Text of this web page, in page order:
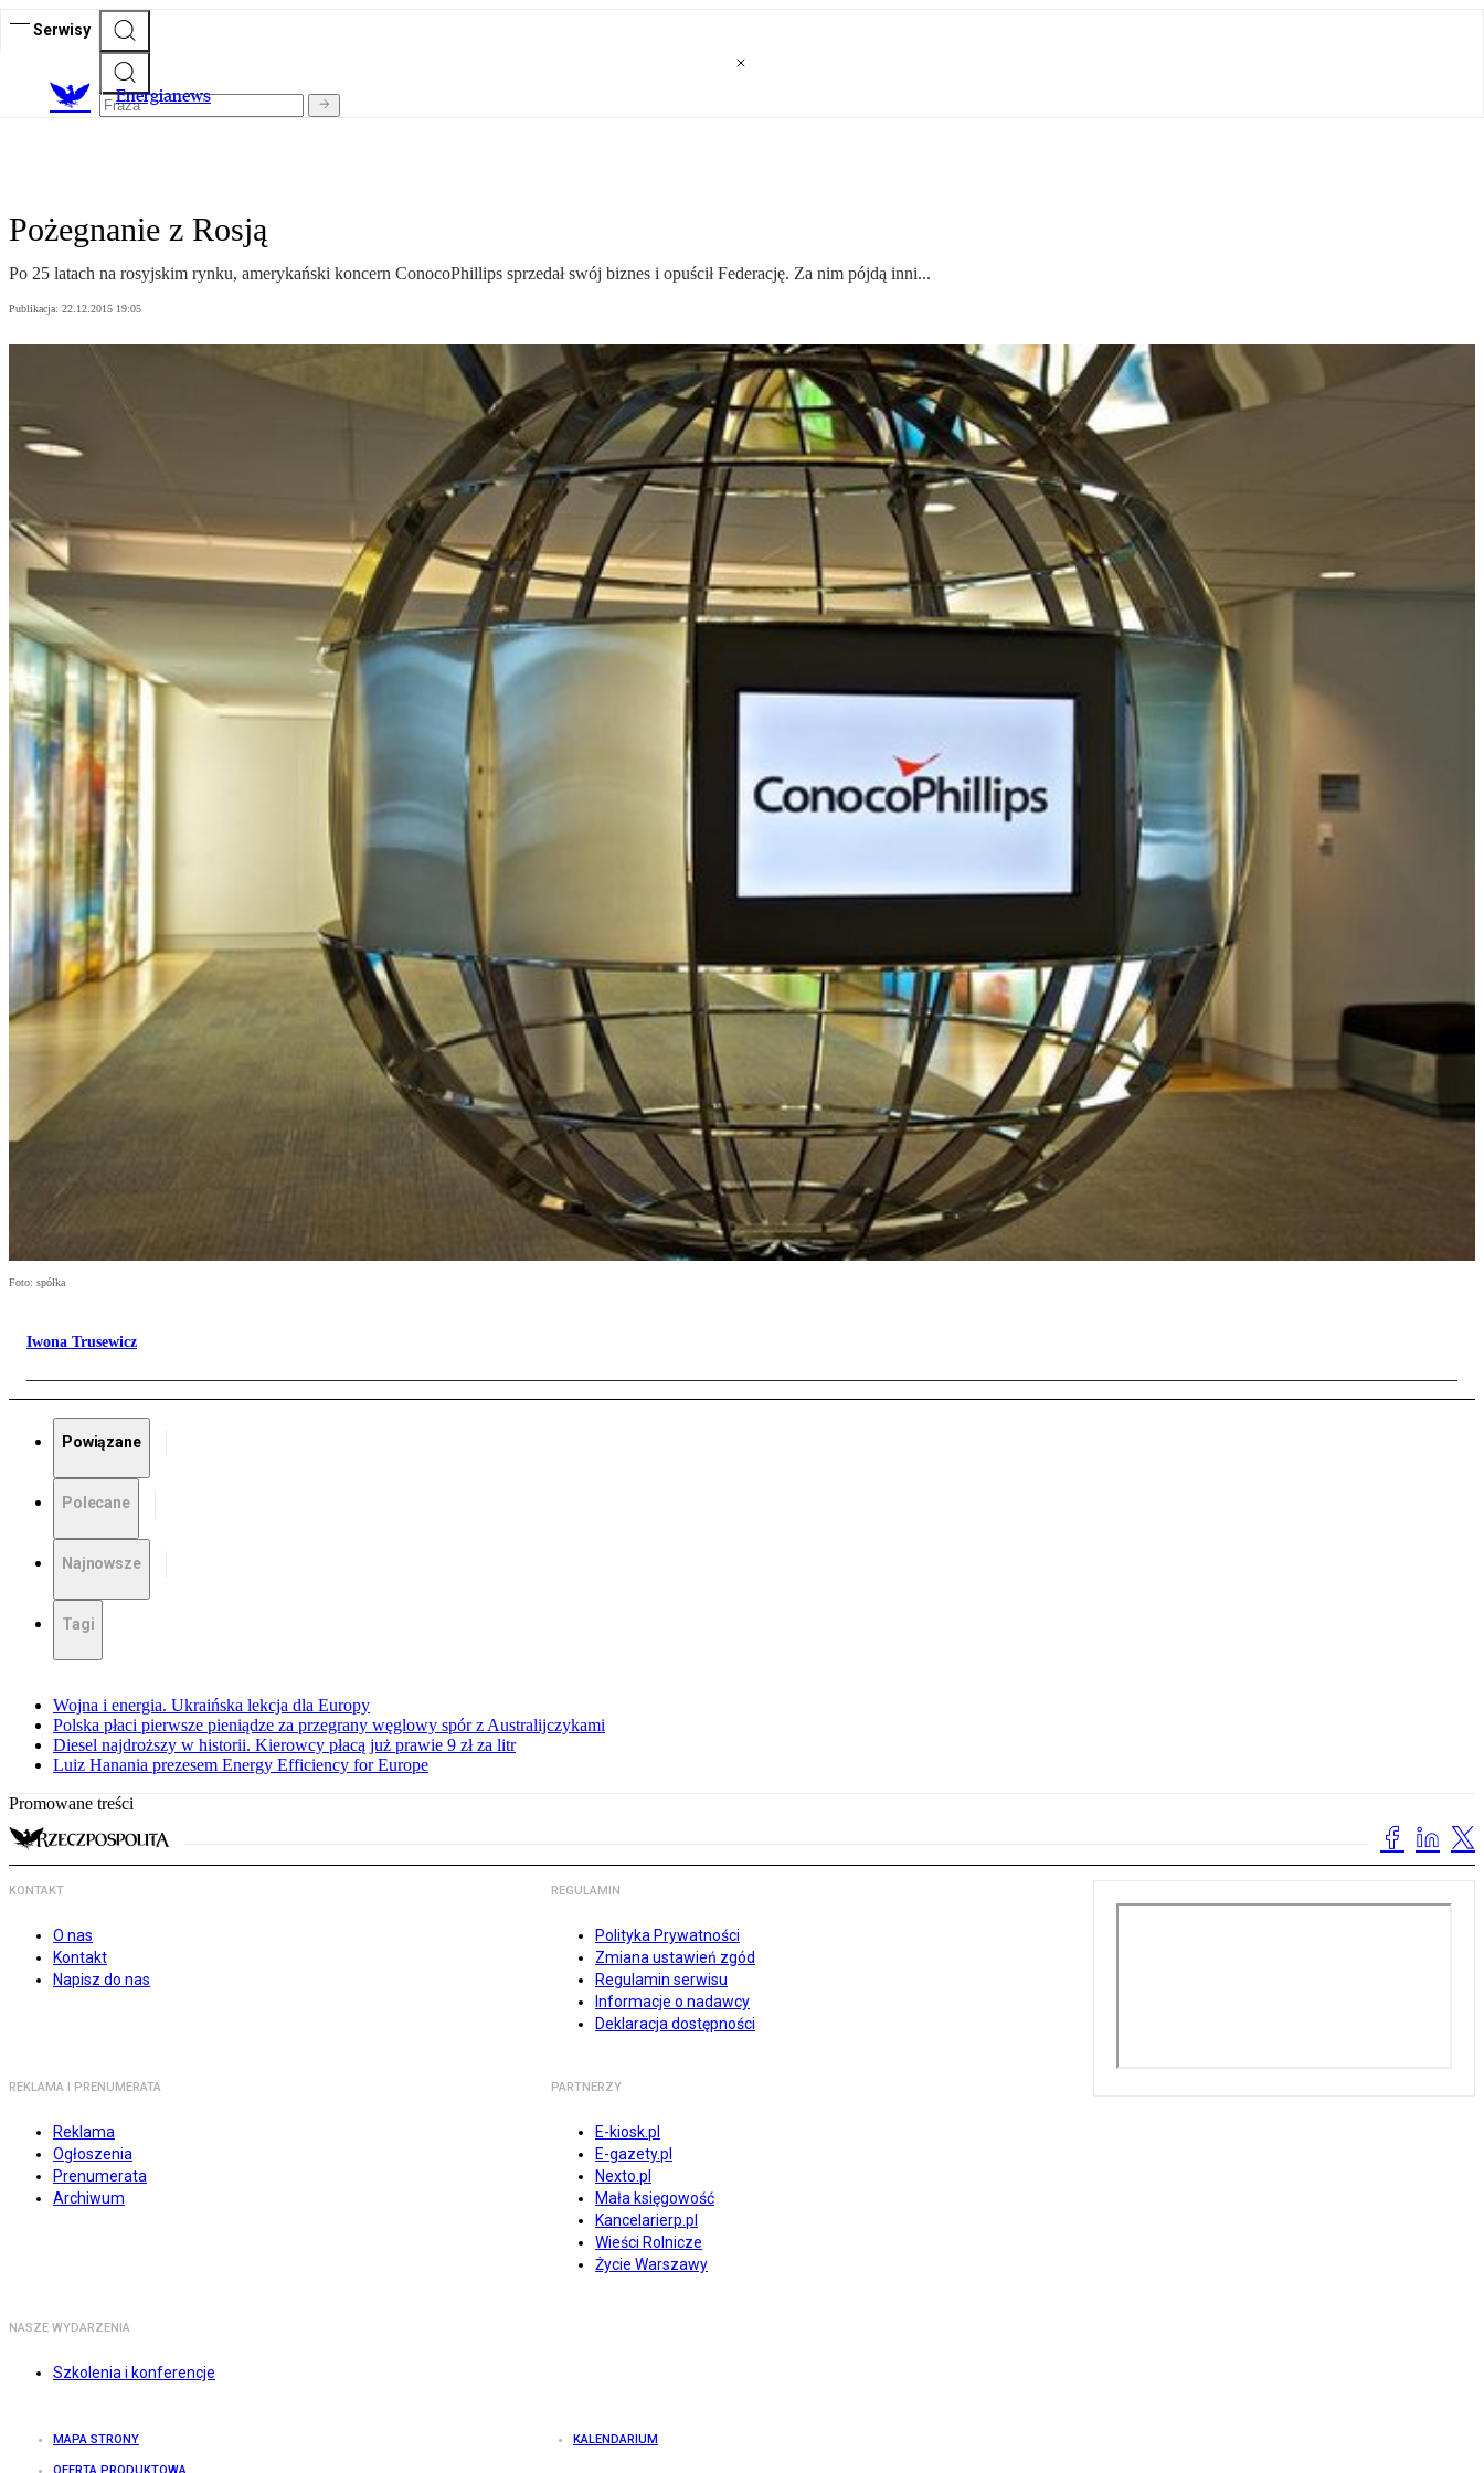
Serwisy
Energianews
Pożegnanie z Rosją
Po 25 latach na rosyjskim rynku, amerykański koncern ConocoPhillips sprzedał swój biznes i opuścił Federację. Za nim pójdą inni...
Publikacja: 22.12.2015 19:05
Foto: spółka
Iwona Trusewicz
Powiązane
Polecane
Najnowsze
Tagi
Wojna i energia. Ukraińska lekcja dla Europy
Polska płaci pierwsze pieniądze za przegrany węglowy spór z Australijczykami
Diesel najdroższy w historii. Kierowcy płacą już prawie 9 zł za litr
Luiz Hanania prezesem Energy Efficiency for Europe
Promowane treści
KONTAKT
O nas
Kontakt
Napisz do nas
REGULAMIN
Polityka Prywatności
Zmiana ustawień zgód
Regulamin serwisu
Informacje o nadawcy
Deklaracja dostępności
REKLAMA I PRENUMERATA
Reklama
Ogłoszenia
Prenumerata
Archiwum
PARTNERZY
E-kiosk.pl
E-gazety.pl
Nexto.pl
Mała księgowość
Kancelarierp.pl
Wieści Rolnicze
Życie Warszawy
NASZE WYDARZENIA
Szkolenia i konferencje
MAPA STRONY KALENDARIUM